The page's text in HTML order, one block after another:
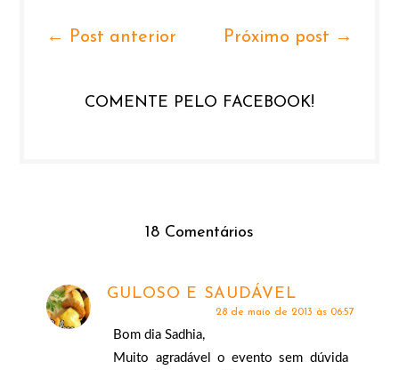
Próximo post →
← Post anterior
COMENTE PELO FACEBOOK!
18 Comentários
GULOSO E SAUDÁVEL
28 de maio de 2013 às 06:57
Bom dia Sadhia,
Muito agradável o evento sem dúvida